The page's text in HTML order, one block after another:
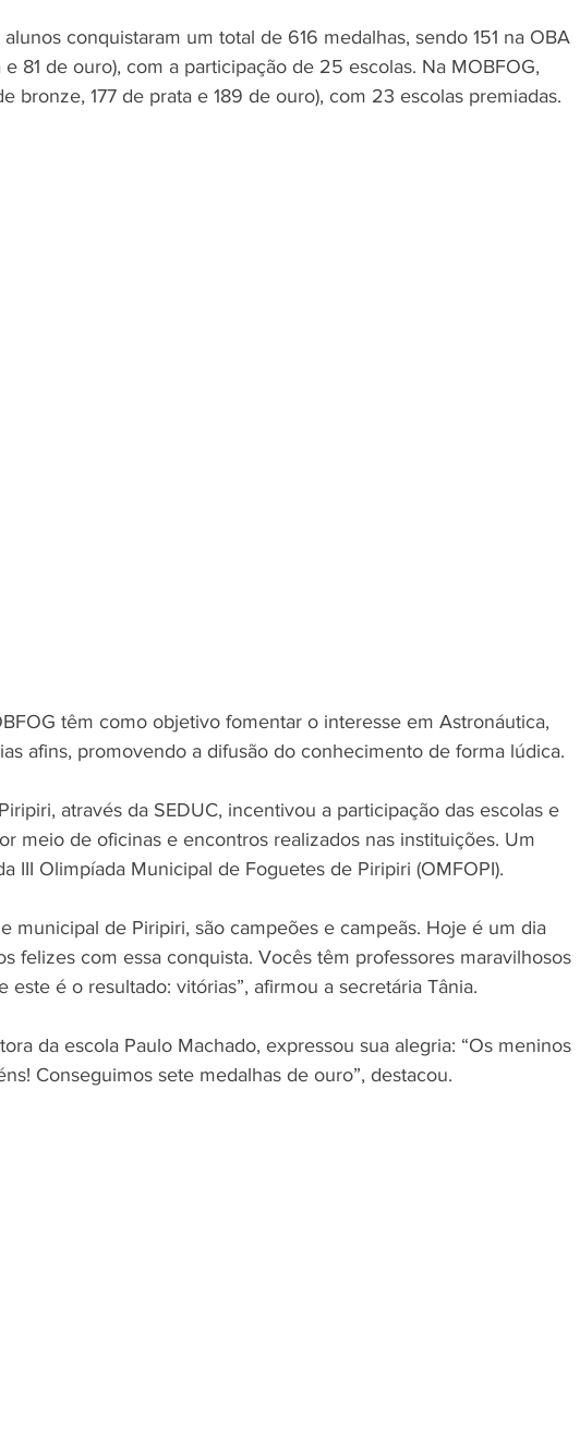
conquistaram um total de 616 medalhas, sendo 151 na OBA
81 de ouro), com a participação de 25 escolas. Na MOBFOG,
bronze, 177 de prata e 189 de ouro), com 23 escolas premiadas.
têm como objetivo fomentar o interesse em Astronáutica,
afins, promovendo a difusão do conhecimento de forma lúdica.
através da SEDUC, incentivou a participação das escolas e
meio de oficinas e encontros realizados nas instituições. Um
III Olimpíada Municipal de Foguetes de Piripiri (OMFOPI).
municipal de Piripiri, são campeões e campeãs. Hoje é um dia
felizes com essa conquista. Vocês têm professores maravilhosos
este é o resultado: vitórias”, afirmou a secretária Tânia.
da escola Paulo Machado, expressou sua alegria: “Os meninos
Conseguimos sete medalhas de ouro”, destacou.